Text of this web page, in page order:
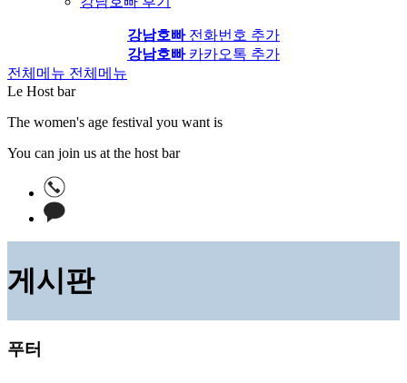
강남호빠전화번호 추가
강남호빠카카오톡 추가
전체메뉴 전체메뉴
Le Host bar
The women's age festival you want is
You can join us at the host bar
게시판
푸터